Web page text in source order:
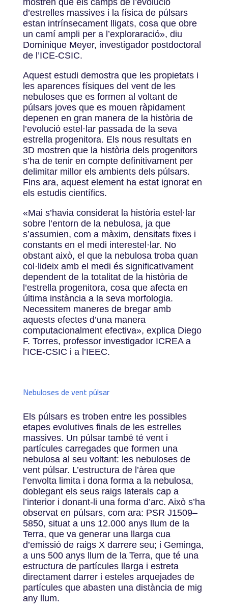
d’estrelles massives i la física de púlsars
estan intrínsecament lligats, cosa que obre
un camí ampli per a l’exploraració», diu
Dominique Meyer, investigador postdoctoral
de l’ICE-CSIC.
Aquest estudi demostra que les propietats i
les aparences físiques del vent de les
nebuloses que es formen al voltant de
púlsars joves que es mouen ràpidament
depenen en gran manera de la història de
l’evolució estel·lar passada de la seva
estrella progenitora. Els nous resultats en
3D mostren que la història dels progenitors
s’ha de tenir en compte definitivament per
delimitar millor els ambients dels púlsars.
Fins ara, aquest element ha estat ignorat en
els estudis científics.
«Mai s’havia considerat la història estel·lar
sobre l’entorn de la nebulosa, ja que
s’assumien, com a màxim, densitats fixes i
constants en el medi interestel·lar. No
obstant això, el que la nebulosa troba quan
col·lideix amb el medi és significativament
dependent de la totalitat de la història de
l’estrella progenitora, cosa que afecta en
última instància a la seva morfologia.
Necessitem maneres de bregar amb
aquests efectes d’una manera
computacionalment efectiva», explica Diego
F. Torres, professor investigador ICREA a
l’ICE-CSIC i a l’IEEC.
Nebuloses de vent púlsar
Els púlsars es troben entre les possibles
etapes evolutives finals de les estrelles
massives. Un púlsar també té vent i
partícules carregades que formen una
nebulosa al seu voltant: les nebuloses de
vent púlsar. L’estructura de l’àrea que
l’envolta limita i dona forma a la nebulosa,
doblegant els seus raigs laterals cap a
l’interior i donant-li una forma d’arc. Això s’ha
observat en púlsars, com ara: PSR J1509–
5850, situat a uns 12.000 anys llum de la
Terra, que va generar una llarga cua
d’emissió de raigs X darrere seu; i Geminga,
a uns 500 anys llum de la Terra, que té una
estructura de partícules llarga i estreta
directament darrer i esteles arquejades de
partícules que abasten una distància de mig
any llum.